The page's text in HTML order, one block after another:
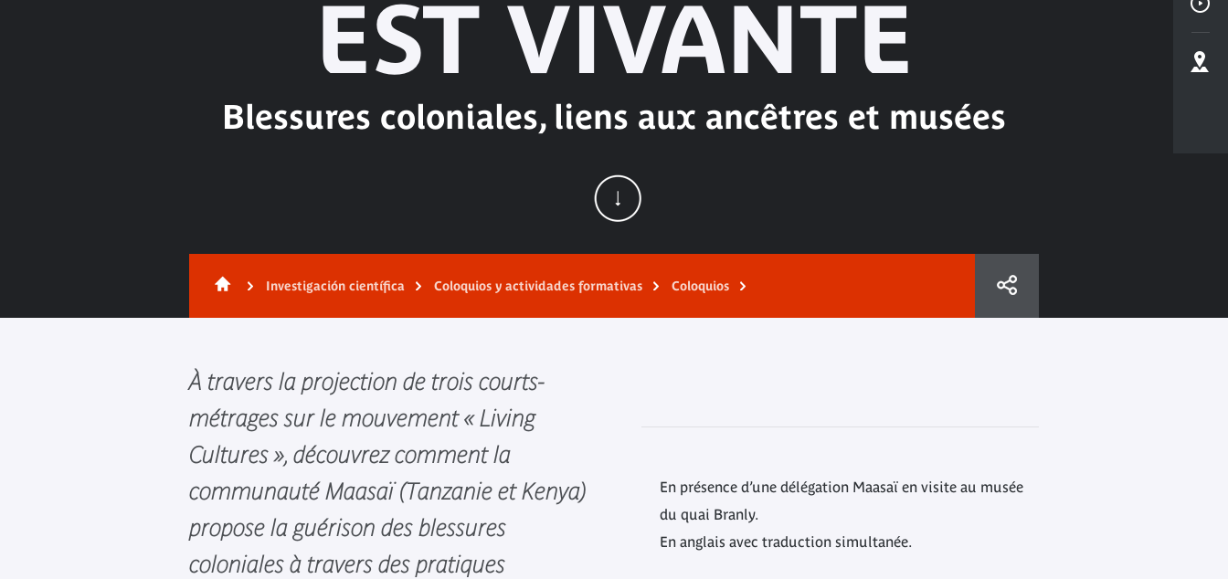
EST VIVANTE
Blessures coloniales, liens aux ancêtres et musées
Investigación científica Coloquios y actividades formativas Coloquios
À travers la projection de trois courts-
métrages sur le mouvement « Living
Cultures », découvrez comment la
communauté Maasaï (Tanzanie et Kenya)
propose la guérison des blessures
coloniales à travers des pratiques
En présence d’une délégation Maasaï en visite au musée
du quai Branly.
En anglais avec traduction simultanée.